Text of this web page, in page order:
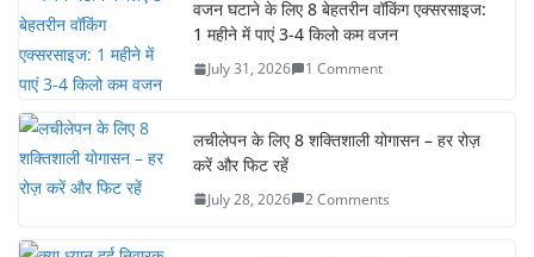
e
b
o
o
k
er e
वजन घटाने के लिए 8 बेहतरीन वॉकिंग एक्सरसाइज:
1 महीने में पाएं 3-4 किलो कम वजन
July 31, 2026 1 Comment
लचीलेपन के लिए 8 शक्तिशाली योगासन – हर रोज़
करें और फिट रहें
July 28, 2026 2 Comments